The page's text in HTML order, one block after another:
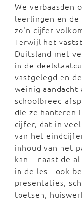
We verbaasden
leerlingen en de
zo'n cijfer
Terwijl het
Duitsland met
in de
vastgelegd en
weinig aandacht
schoolbreed
die ze hanteren
cijfer, dat in
van het
inhoud van het
kan – naast de
in de les - ook
presentaties,
toetsen,